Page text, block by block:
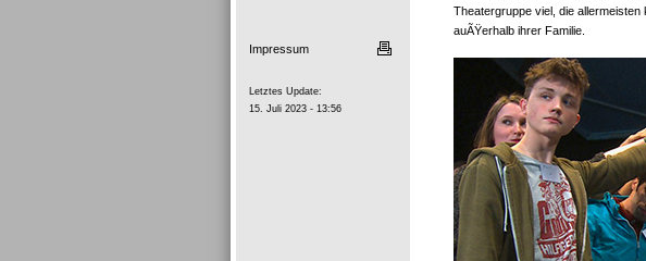
Impressum
Letztes Update:
15. Juli 2023 - 13:56
Theatergruppe viel, die
auÃŸerhalb ihrer Familie.